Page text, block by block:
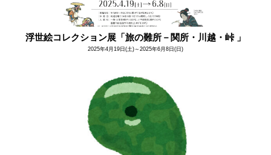
浮世絵コレクション展「旅の難所－関所・川越・峠 」
2025年4月19日(土)～2025年6月8日(日)